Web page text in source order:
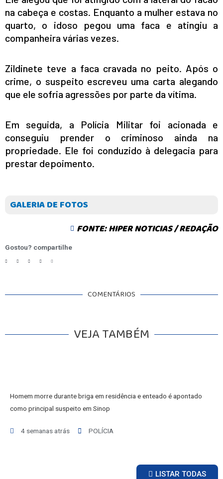
na cabeça e costas. Enquanto a mulher estava no
quarto, o idoso pegou uma faca e atingiu a
companheira várias vezes.
Zildinete teve a faca cravada no peito. Após o
crime, o suspeito escreveu uma carta alegando
que ele sofria agressões por parte da vítima.
Em seguida, a Polícia Militar foi acionada e
conseguiu prender o criminoso ainda na
propriedade. Ele foi conduzido à delegacia para
prestar depoimento.
GALERIA DE FOTOS
FONTE: HIPER NOTICIAS / REDAÇÃO
Gostou? compartilhe
COMENTÁRIOS
VEJA TAMBÉM
Homem morre durante briga em residência e enteado é apontado
como principal suspeito em Sinop
4 semanas atrás POLÍCIA
LISTAR TODAS